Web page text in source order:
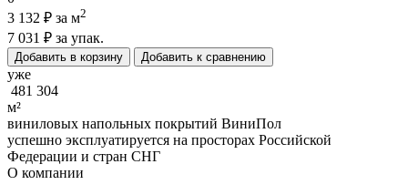
3 132 ₽ за м2
7 031 ₽ за упак.
Добавить в корзину Добавить к сравнению
уже
481 304
м²
виниловых напольных покрытий ВиниПол
успешно эксплуатируется на просторах Российской
Федерации и стран СНГ
О компании